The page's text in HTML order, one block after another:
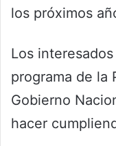
los próximos
Los
programa de la
Gobierno
hacer